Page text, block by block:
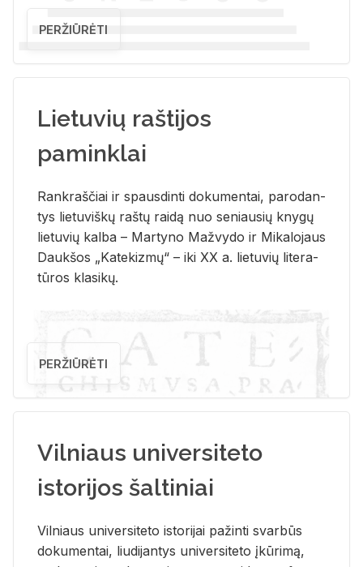
PERŽIŪRĖTI
Lietuvių raštijos
paminklai
Rank­raš­čiai ir spaus­din­ti do­ku­men­tai, pa­ro­dan­
tys lie­tu­viš­kų raš­tų rai­dą nuo se­niau­sių kny­gų
lie­tu­vių kal­ba – Mar­ty­no Ma­žvy­do ir Mi­ka­lo­jaus
Dauk­šos „Ka­te­kiz­mų“ – iki XX a. lie­tu­vių li­te­ra­
tū­ros kla­si­kų.
PERŽIŪRĖTI
Vilniaus universiteto
istorijos šaltiniai
Vil­niaus uni­ver­si­te­to is­to­ri­jai pa­žin­ti svar­būs
do­ku­men­tai, liu­di­jan­tys uni­ver­si­te­to įkū­ri­mą,